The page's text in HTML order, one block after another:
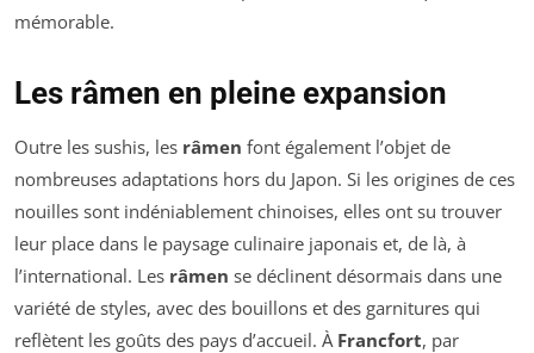
mémorable.
Les râmen en pleine expansion
Outre les sushis, les râmen font également l’objet de
nombreuses adaptations hors du Japon. Si les origines de ces
nouilles sont indéniablement chinoises, elles ont su trouver
leur place dans le paysage culinaire japonais et, de là, à
l’international. Les râmen se déclinent désormais dans une
variété de styles, avec des bouillons et des garnitures qui
reflètent les goûts des pays d’accueil. À Francfort, par